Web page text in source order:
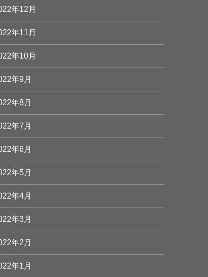
年12月
年11月
年10月
年9月
年8月
年7月
年6月
年5月
年4月
年3月
年2月
年1月